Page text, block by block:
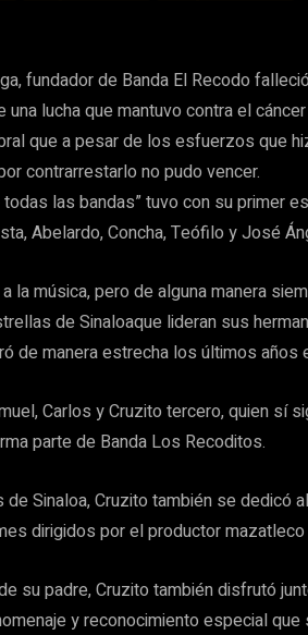
fundador de Banda El Recodo
lucha que mantuvo contra el
que a pesar de los esfuerzos que
contrarrestarlo no pudo vencer.
las bandas” tuvo con su primer
Abelardo, Concha, Teófilo y José
la música, pero de alguna manera
de Sinaloaque lideran sus
de manera estrecha los últimos años
Carlos y Cruzito tercero, quien sí
parte de Banda Los Recoditos.
Sinaloa, Cruzito también se dedicó
dirigidos por el productor mazatleco
su padre, Cruzito también disfrutó
y reconocimiento especial